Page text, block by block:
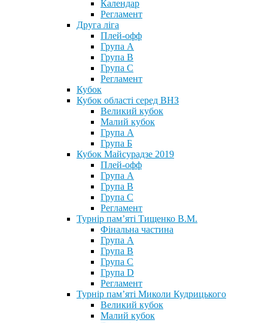
Календар
Регламент
Друга ліга
Плей-офф
Група А
Група В
Група С
Регламент
Кубок
Кубок області серед ВНЗ
Великий кубок
Малий кубок
Група А
Група Б
Кубок Майсурадзе 2019
Плей-офф
Група А
Група В
Група С
Регламент
Турнір пам’яті Тищенко В.М.
Фінальна частина
Група А
Група В
Група С
Група D
Регламент
Турнір пам’яті Миколи Кудрицького
Великий кубок
Малий кубок